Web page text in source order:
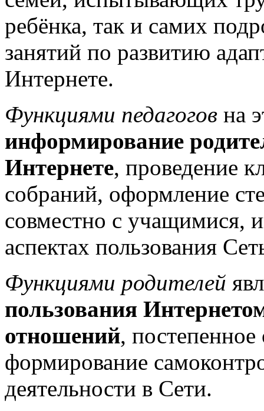
ребёнка, так и самих
занятий по развитию
Интернете.
Функциями педагогов на
информирование
Интернете, проведение
собраний, оформление
совместно с учащимися,
аспектах пользования
Функциями родителей
пользования
отношений, постепенное
формирование
деятельности в Сети.